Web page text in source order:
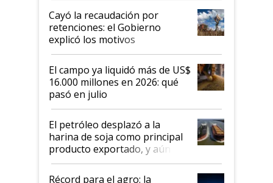
habló del financiamiento al IPCVA
Cayó la recaudación por
retenciones: el Gobierno
explicó los motivos
El campo ya liquidó más de US$
16.000 millones en 2026: qué
pasó en julio
El petróleo desplazó a la
harina de soja como principal
producto exportado, y aún así
el agro aportó casi seis de cada
diez dólares y sostuvo el
Récord para el agro: la